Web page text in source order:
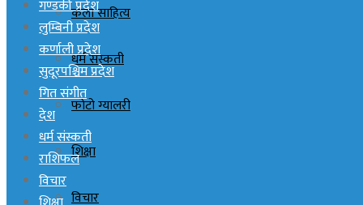
कला साहित्य
धर्म संस्कती
फोटो ग्यालरी
शिक्षा
विचार
गण्डकी प्रदेश
लुम्बिनी प्रदेश
कर्णाली प्रदेश
सुदूरपश्चिम प्रदेश
गित संगीत
देश
धर्म संस्कती
राशिफल
विचार